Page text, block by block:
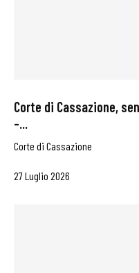
Corte di Cassazione,
–...
Corte di Cassazione
27 Luglio 2026